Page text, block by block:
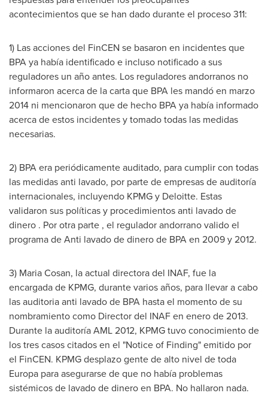
acontecimientos que se han dado durante el proceso 311:
1) Las acciones del FinCEN se basaron en incidentes que
BPA ya había identificado e incluso notificado a sus
reguladores un año antes. Los reguladores andorranos no
informaron acerca de la carta que BPA les mandó en marzo
2014 ni mencionaron que de hecho BPA ya había informado
acerca de estos incidentes y tomado todas las medidas
necesarias.
2) BPA era periódicamente auditado, para cumplir con todas
las medidas anti lavado, por parte de empresas de auditoría
internacionales, incluyendo KPMG y Deloitte. Estas
validaron sus políticas y procedimientos anti lavado de
dinero . Por otra parte , el regulador andorrano valido el
programa de Anti lavado de dinero de BPA en 2009 y 2012.
3) Maria Cosan, la actual directora del INAF, fue la
encargada de KPMG, durante varios años, para llevar a cabo
las auditoria anti lavado de BPA hasta el momento de su
nombramiento como Director del INAF en enero de 2013.
Durante laauditoría AML 2012, KPMG tuvo conocimiento de
los tres casos citados en el "Notice of Finding" emitido por
el FinCEN. KPMG desplazo gente de alto nivel de toda
Europa para asegurarse de que no había problemas
sistémicos de lavado de dinero en BPA. No hallaron nada.